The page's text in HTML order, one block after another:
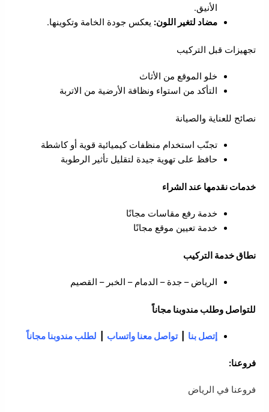
الأنيق.
مضاد لتغير اللون: يعكس جودة الخامة وتكوينها.
تجهيزات قبل التركيب
خلو الموقع من الأثاث
التأكد من استواء ونظافة الأرضية من الاتربة
نصائح للعناية والصيانة
تجنّب استخدام منظفات كيميائية قوية أو كاشطة
حافظ على تهوية جيدة لتقليل تأثير الرطوبة
خدمات نقدمها عند الشراء
خدمة رفع مقاسات مجانًا
خدمة تعيين موقع مجانًا
نطاق خدمة التركيب
الرياض – جدة – الدمام – الخبر – القصيم
للتواصل وطلب مندوبنا مجاناً
إتصل بنا |تواصل معنا واتساب لطلب مندوبنا مجاناً
فروعنا:
فروعنا في الرياض